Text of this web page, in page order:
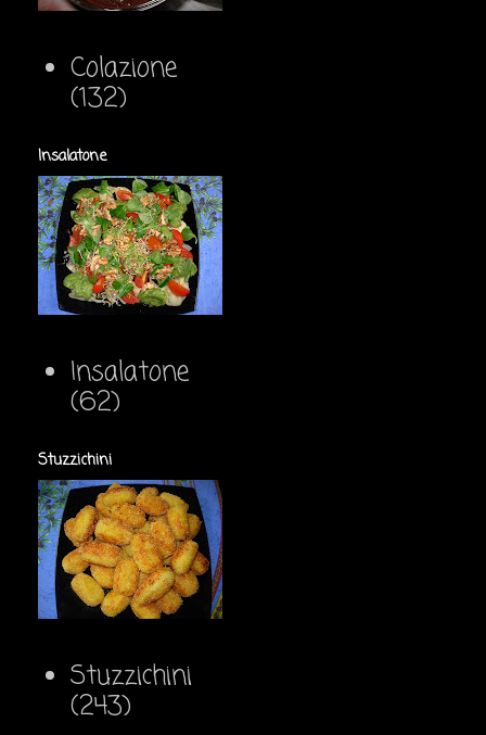
Colazione
(132)
Insalatone
Insalatone
(62)
Stuzzichini
Stuzzichini
(243)